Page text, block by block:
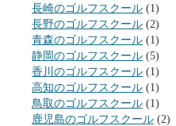
長崎のゴルフスクール (1)
長野のゴルフスクール (2)
青森のゴルフスクール (1)
静岡のゴルフスクール (5)
香川のゴルフスクール (1)
高知のゴルフスクール (1)
鳥取のゴルフスクール (1)
鹿児島のゴルフスクール (2)